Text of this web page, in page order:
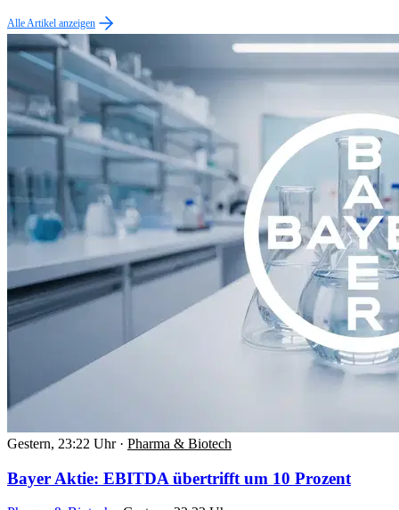
Alle Artikel anzeigen
Gestern, 23:22 Uhr · Pharma & Biotech
Bayer Aktie: EBITDA übertrifft um 10 Prozent